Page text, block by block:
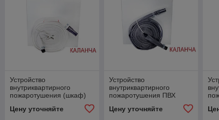
Устройство
внутриквартирного
пожаротушения (шкаф)
Цену уточняйте
Устройство
внутриквартирного
пожаротушения ПВХ
Цену уточняйте